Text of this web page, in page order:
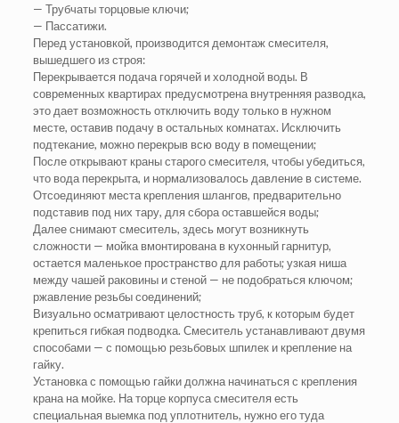
— Трубчаты торцовые ключи;
— Пассатижи.
Перед установкой, производится демонтаж смесителя,
вышедшего из строя:
Перекрывается подача горячей и холодной воды. В
современных квартирах предусмотрена внутренняя разводка,
это дает возможность отключить воду только в нужном
месте, оставив подачу в остальных комнатах. Исключить
подтекание, можно перекрыв всю воду в помещении;
После открывают краны старого смесителя, чтобы убедиться,
что вода перекрыта, и нормализовалось давление в системе.
Отсоединяют места крепления шлангов, предварительно
подставив под них тару, для сбора оставшейся воды;
Далее снимают смеситель, здесь могут возникнуть
сложности — мойка вмонтирована в кухонный гарнитур,
остается маленькое пространство для работы; узкая ниша
между чашей раковины и стеной — не подобраться ключом;
ржавление резьбы соединений;
Визуально осматривают целостность труб, к которым будет
крепиться гибкая подводка. Смеситель устанавливают двумя
способами — с помощью резьбовых шпилек и крепление на
гайку.
Установка с помощью гайки должна начинаться с крепления
крана на мойке. На торце корпуса смесителя есть
специальная выемка под уплотнитель, нужно его туда